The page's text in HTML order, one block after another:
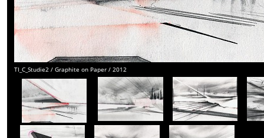
TI_C_Studie2 / Graphite on Paper / 2012